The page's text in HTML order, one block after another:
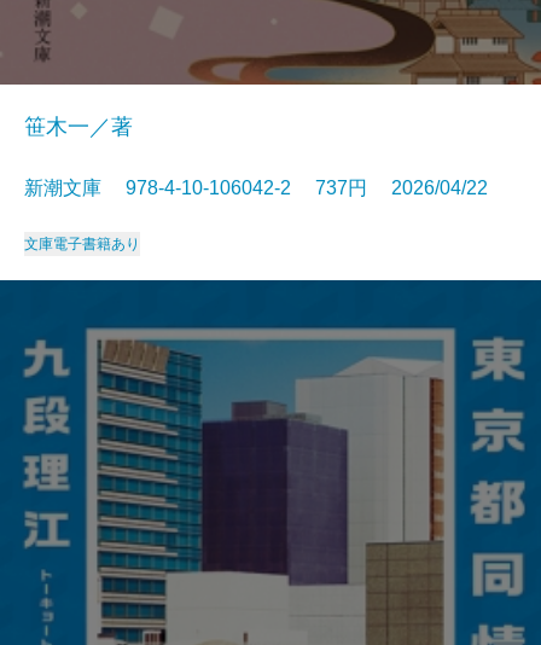
笹木一／著
新潮文庫 978-4-10-106042-2 737円 2026/04/22
文庫電子書籍あり